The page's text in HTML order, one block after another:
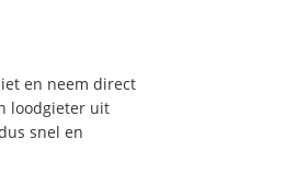
en neem direct
loodgieter uit
snel en